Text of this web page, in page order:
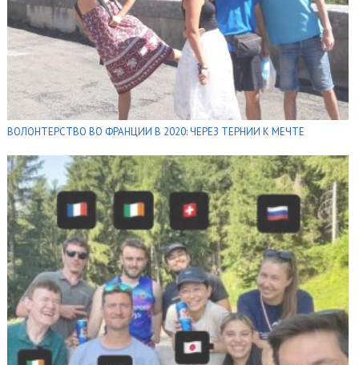
ВОЛОНТЕРСТВО ВО ФРАНЦИИ В 2020: ЧЕРЕЗ ТЕРНИИ К МЕЧТЕ